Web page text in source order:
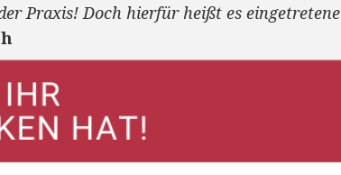
Praxis! Doch hierfür heißt es eingetretene